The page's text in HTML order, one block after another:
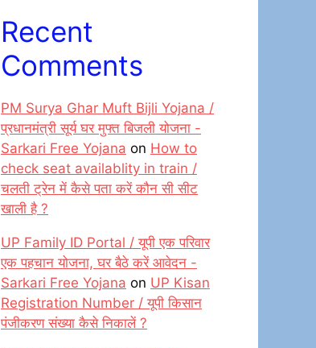
Recent
Comments
PM Surya Ghar Muft Bijli Yojana /
प्रधानमंत्री सूर्य घर मुफ्त बिजली योजना -
Sarkari Free Yojana on How to
check seat availablity in train /
चलती ट्रेन में कैसे पता करें कौन सी सीट
खाली है ?
UP Family ID Portal / यूपी एक परिवार
एक पहचान योजना, घर बैठे करें आवेदन -
Sarkari Free Yojana on UP Kisan
Registration Number / यूपी किसान
पंजीकरण संख्या कैसे निकालें ?